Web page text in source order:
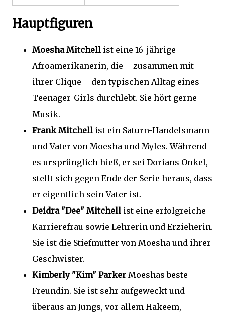
Hauptfiguren
Moesha Mitchell ist eine 16-jährige
Afroamerikanerin, die – zusammen mit
ihrer Clique – den typischen Alltag eines
Teenager-Girls durchlebt. Sie hört gerne
Musik.
Frank Mitchell ist ein Saturn-Handelsmann
und Vater von Moesha und Myles. Während
es ursprünglich hieß, er sei Dorians Onkel,
stellt sich gegen Ende der Serie heraus, dass
er eigentlich sein Vater ist.
Deidra "Dee" Mitchell ist eine erfolgreiche
Karrierefrau sowie Lehrerin und Erzieherin.
Sie ist die Stiefmutter von Moesha und ihrer
Geschwister.
Kimberly "Kim" Parker Moeshas beste
Freundin. Sie ist sehr aufgeweckt und
überaus an Jungs, vor allem Hakeem,